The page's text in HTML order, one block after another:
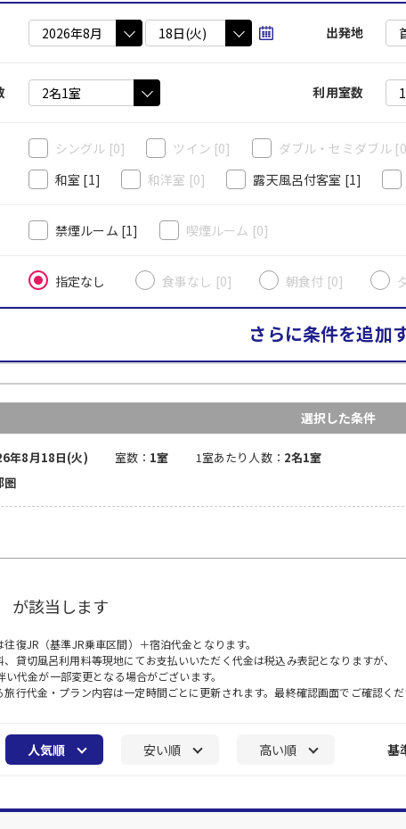
出発地
利用室数
シングル [0] ツイン [0] ダブル・セミダブル
和室 [1] 和洋室 [0] 露天風呂付客室 [1]
禁煙ルーム [1] 喫煙ルーム [0]
指定なし 食事なし [0] 朝食付 [0]
さらに条件を追加
選択した条件
年8月18日(火) 室数： 1室 1室あたり人数： 2名1室
圏
が該当します
復JR（基準JR乗車区間）＋宿泊代金となります。
貸切風呂利用料等現地にてお支払いいただく代金は税込み表記となりますが、
い代金が一部変更となる場合がございます。
行代金・プラン内容は一定時間ごとに更新されます。最終確認画面でご確認くだ
人気順 安い順 高い順 基